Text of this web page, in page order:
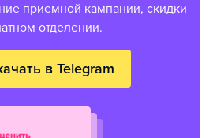
приемной кампании, скидки
отделении.
в Telegram